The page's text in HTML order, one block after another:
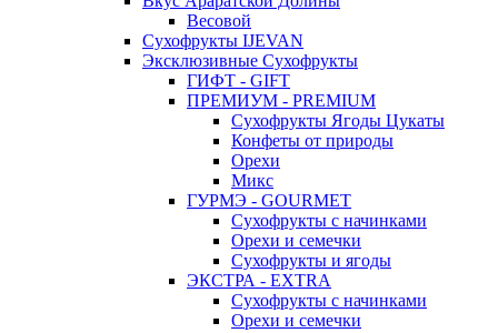
Весовой
Сухофрукты IJEVAN
Эксклюзивные Сухофрукты
ГИФТ - GIFT
ПРЕМИУМ - PREMIUM
Сухофрукты Ягоды Цукаты
Конфеты от природы
Орехи
Микс
ГУРМЭ - GOURMET
Сухофрукты с начинками
Орехи и семечки
Сухофрукты и ягоды
ЭКСТРА - EXTRA
Сухофрукты с начинками
Орехи и семечки